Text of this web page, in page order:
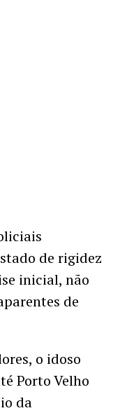
de rigidez
inicial, não
de
o idoso
Porto Velho
da